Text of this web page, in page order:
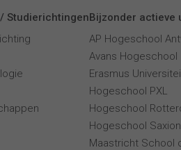
StudierichtingenBijzonder actieve
AP Hogeschool
Avans Hogeschool
Erasmus
Hogeschool PXL
Hogeschool
Hogeschool Saxion
Maastricht School